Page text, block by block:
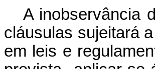
A inobservância
cláusulas sujeitará
em leis e